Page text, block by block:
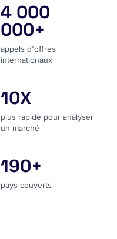
appels d'offres
4 000
000+
appels d'offres
internationaux
plus rapide pour analyser
10X
plus rapide pour analyser
un marché
pays couverts
190+
pays couverts